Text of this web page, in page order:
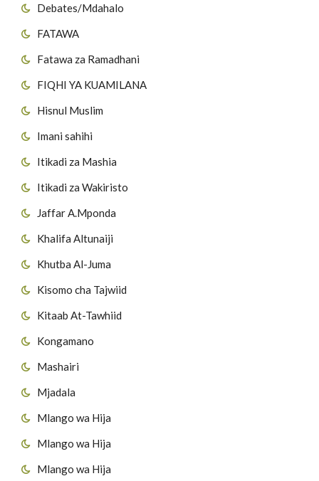
Debates/Mdahalo
FATAWA
Fatawa za Ramadhani
FIQHI YA KUAMILANA
Hisnul Muslim
Imani sahihi
Itikadi za Mashia
Itikadi za Wakiristo
Jaffar A.Mponda
Khalifa Altunaiji
Khutba Al-Juma
Kisomo cha Tajwiid
Kitaab At-Tawhiid
Kongamano
Mashairi
Mjadala
Mlango wa Hija
Mlango wa Hija
Mlango wa Hija